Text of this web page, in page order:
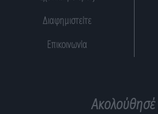
Διαφημιστείτε
Επικοινωνία